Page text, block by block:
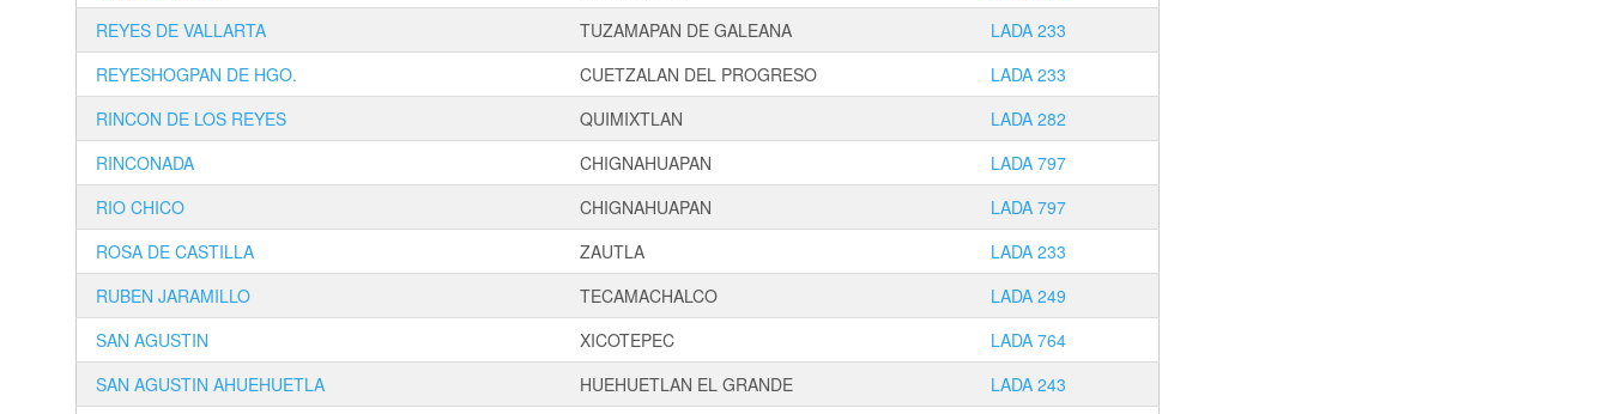
REYES DE VALLARTA
TUZAMAPAN DE GALEANA
LADA 233
REYESHOGPAN DE HGO.
CUETZALAN DEL PROGRESO
LADA 233
RINCON DE LOS REYES
QUIMIXTLAN
LADA 282
RINCONADA
CHIGNAHUAPAN
LADA 797
RIO CHICO
CHIGNAHUAPAN
LADA 797
ROSA DE CASTILLA
ZAUTLA
LADA 233
RUBEN JARAMILLO
TECAMACHALCO
LADA 249
SAN AGUSTIN
XICOTEPEC
LADA 764
SAN AGUSTIN AHUEHUETLA
HUEHUETLAN EL GRANDE
LADA 243